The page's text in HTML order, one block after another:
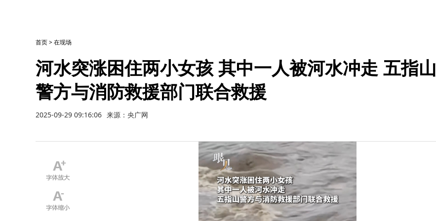
首页>在现场
河水突涨困住两小女孩 其中一人被河水冲走 五指山
警方与消防救援部门联合救援
2025-09-29 09:16:06 来源：央广网